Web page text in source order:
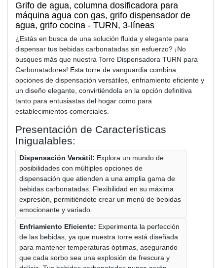
Grifo de agua, columna dosificadora para
máquina agua con gas, grifo dispensador de
agua, grifo cocina - TURN, 3-líneas
¿Estás en busca de una solución fluida y elegante para
dispensar tus bebidas carbonatadas sin esfuerzo? ¡No
busques más que nuestra Torre Dispensadora TURN para
Carbonatadores! Esta torre de vanguardia combina
opciones de dispensación versátiles, enfriamiento eficiente y
un diseño elegante, convirtiéndola en la opción definitiva
tanto para entusiastas del hogar como para
establecimientos comerciales.
Presentación de Características
Inigualables:
Dispensación Versátil: Explora un mundo de
posibilidades con múltiples opciones de
dispensación que atienden a una amplia gama de
bebidas carbonatadas. Flexibilidad en su máxima
expresión, permitiéndote crear un menú de bebidas
emocionante y variado.
Enfriamiento Eficiente: Experimenta la perfección
de las bebidas, ya que nuestra torre está diseñada
para mantener temperaturas óptimas, asegurando
que cada sorbo sea una explosión de frescura y